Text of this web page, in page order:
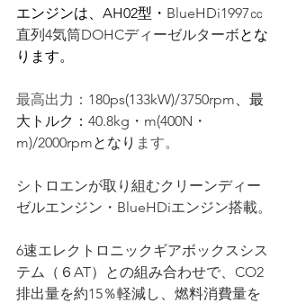
エンジンは、AH02型・ BlueHDi1997㏄
直列4気筒DOHCディーゼルターボとな
ります。
最高出力： 180ps(133kW)/3750rpm、最
大トルク： 40.8kg・m(400N・
m)/2000rpmとなり ます。
シトロエンが取り組むクリーンディー
ゼルエンジン・BlueHDiエンジン搭載。
6速エレクトロニックギアボックスシス
テム（６AT）との組み合わせで、CO2
排出量を約15％軽減し、燃料消費量を